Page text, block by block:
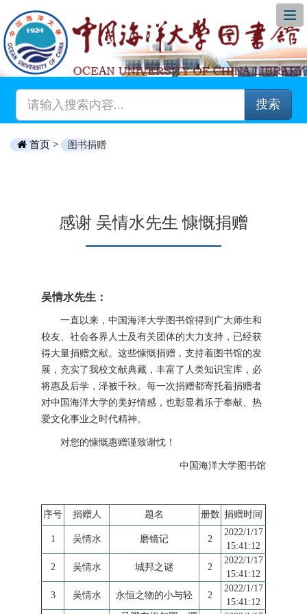
搜索
首页 > 图书捐赠
感谢 吴情水先生 慷慨捐赠
吴情水先生：
一直以来，中国海洋大学图书馆得到广大师生和
校友、社会各界人士及有关团体的大力支持，已经获
得大量捐赠文献。这些慷慨捐赠，支持着图书馆的发
展，充实了我校文献典藏，丰富了人类知识宝库，必
将惠及后学，泽被千秋。每一次捐赠都寄托着捐赠者
对中国海洋大学的美好情感，也彰显着乐于奉献、热
爱文化事业之时代精神。
对您的慷慨惠赠谨致谢忱！
中国海洋大学图书馆
序号 捐赠人 题名 册数 捐赠时间
1 吴情水 磨镜记 2
2022/1/17
15:41:12
2 吴情水 城邦之谜 2
2022/1/17
15:41:12
3 吴情水 永恒之物的小与轻 2
2022/1/17
15:41:12